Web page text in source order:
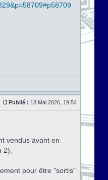
Publié : 18 Mai 2026, 19:54
vendus avant en
pour être "sortis"